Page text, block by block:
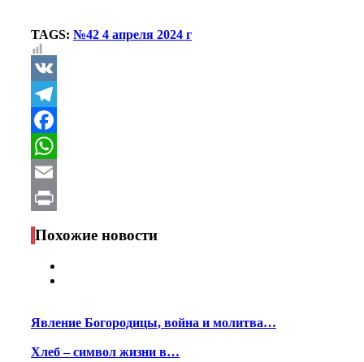
TAGS: №42 4 апреля 2024 г
VK
Telegram
Facebook
WhatsApp
Email
Print
Похожие новости
Явление Богородицы, война и молитва…
Хлеб – символ жизни в…